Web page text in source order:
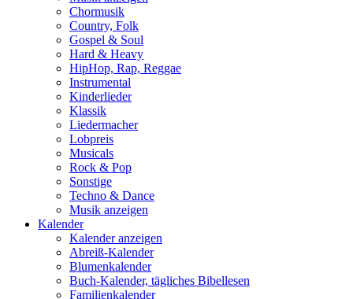
Chormusik
Country, Folk
Gospel & Soul
Hard & Heavy
HipHop, Rap, Reggae
Instrumental
Kinderlieder
Klassik
Liedermacher
Lobpreis
Musicals
Rock & Pop
Sonstige
Techno & Dance
Musik anzeigen
Kalender
Kalender anzeigen
Abreiß-Kalender
Blumenkalender
Buch-Kalender, tägliches Bibellesen
Familienkalender